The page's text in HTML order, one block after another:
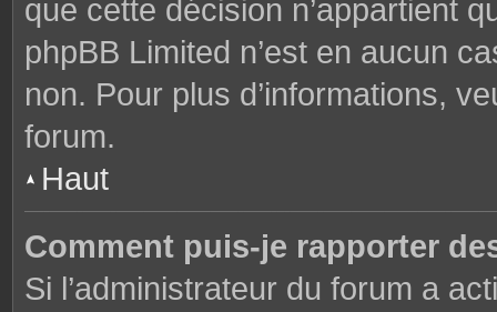
que cette décision n’appartient
phpBB Limited n’est en aucun
non. Pour plus d’informations,
forum.
Haut
Comment puis-je rapporter
Si l’administrateur du forum a